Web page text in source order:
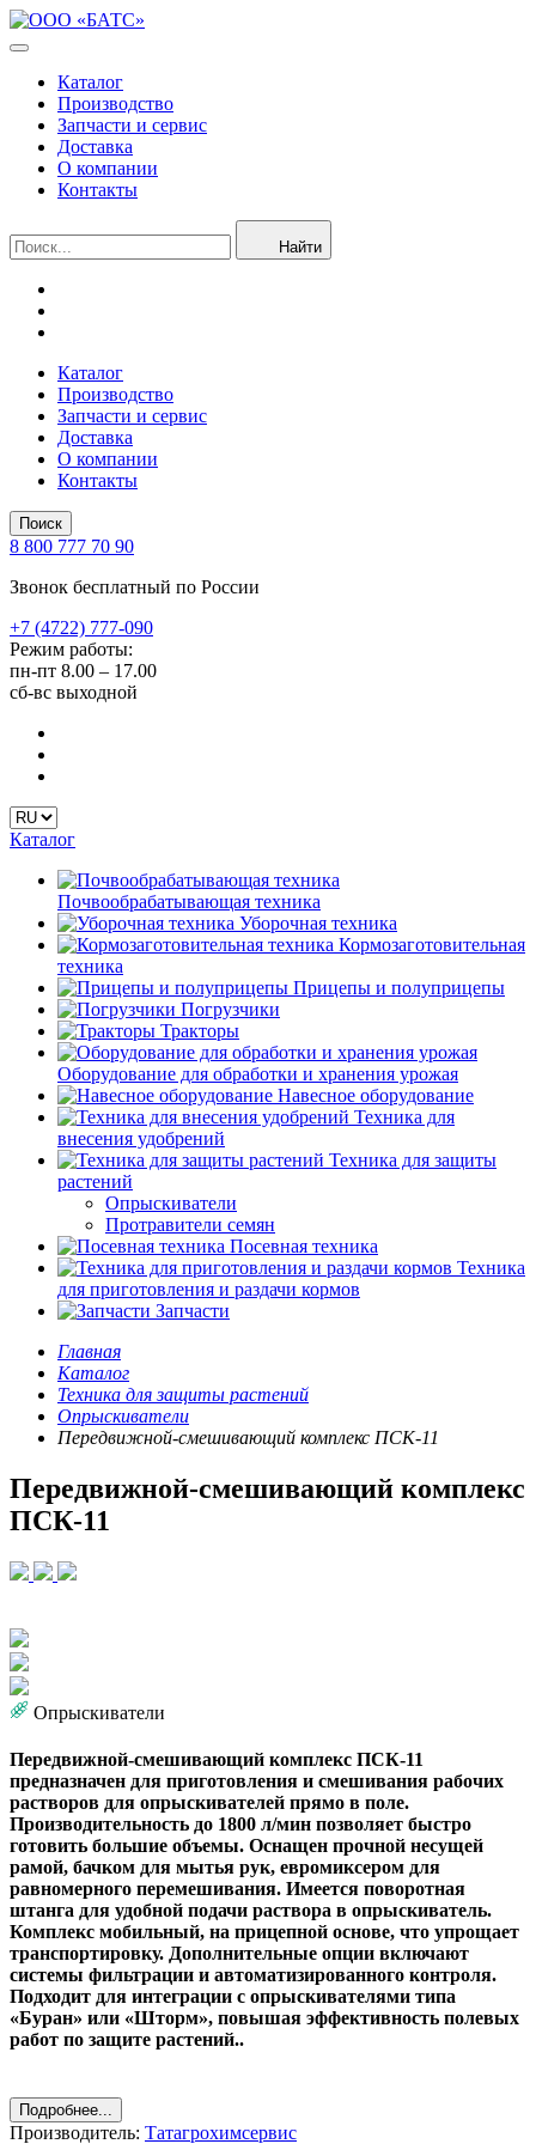
Каталог
Производство
Запчасти и сервис
Доставка
О компании
Контакты
Найти
Каталог
Производство
Запчасти и сервис
Доставка
О компании
Контакты
Поиск
8 800 777 70 90
Звонок бесплатный по России
+7 (4722) 777-090
Режим работы:
пн-пт 8.00 – 17.00
сб-вс выходной
Каталог
Почвообрабатывающая техника
Уборочная техника
Кормозаготовительная
техника
Прицепы и полуприцепы
Погрузчики
Тракторы
Оборудование для обработки и хранения урожая
Навесное оборудование
Техника для
внесения удобрений
Техника для защиты
растений
Опрыскиватели
Протравители семян
Посевная техника
Техника
для приготовления и раздачи кормов
Запчасти
Главная
Каталог
Техника для защиты растений
Опрыскиватели
Передвижной-смешивающий комплекс ПСК-11
Передвижной-смешивающий комплекс
ПСК-11
Опрыскиватели
Передвижной-смешивающий комплекс ПСК-11
предназначен для приготовления и смешивания рабочих
растворов для опрыскивателей прямо в поле.
Производительность до 1800 л/мин позволяет быстро
готовить большие объемы. Оснащен прочной несущей
рамой, бачком для мытья рук, евромиксером для
равномерного перемешивания. Имеется поворотная
штанга для удобной подачи раствора в опрыскиватель.
Комплекс мобильный, на прицепной основе, что упрощает
транспортировку. Дополнительные опции включают
системы фильтрации и автоматизированного контроля.
Подходит для интеграции с опрыскивателями типа
«Буран» или «Шторм», повышая эффективность полевых
работ по защите растений..
Подробнее...
Производитель: Татагрохимсервис